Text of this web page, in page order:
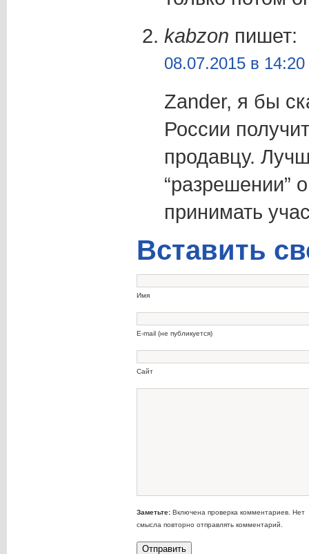
kabzon пишет:
08.07.2015 в 14:20
Zander, я бы
России
продавцу.
“разрешении”
принимать
Вставить
Имя
E-mail (не публикуется)
Сайт
Заметьте:Включена проверка комментариев. Нет
смысла повторно отправлять комментарий.